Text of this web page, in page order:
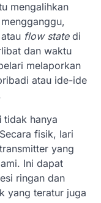
mengalihkan
flow statedi
dan waktu
melaporkan
atau ide-ide
tidak hanya
fisik, lari
yang
Ini dapat
ringan dan
yang teratur juga